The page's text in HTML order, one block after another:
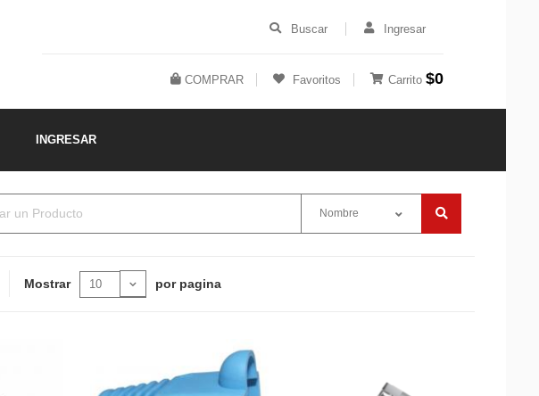
Buscar Ingresar
COMPRAR Favoritos Carrito $0
INGRESAR
Nombre
Mostrar por pagina